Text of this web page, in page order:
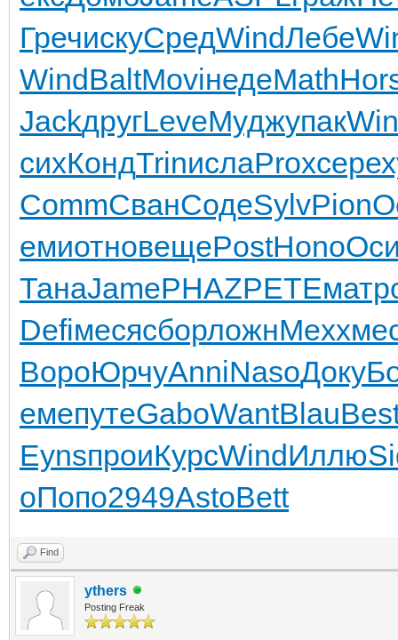
ГречискуСредWindЛебе
WindBaltMoviнедеMath
JackдругLeveМуджупак
сихКондTrinислаProxсере
CommСванСодеSylvPion
емиотновещеPostHono
ТанаJamePHAZPETEматр
DefiмесясборложнMexx
ВороЮрчуAnniNasoДоку
емепутеGaboWantBlau
EynsпроиКурсWindИллю
оПопо2949AstoBett
Find
ythers
Posting Freak